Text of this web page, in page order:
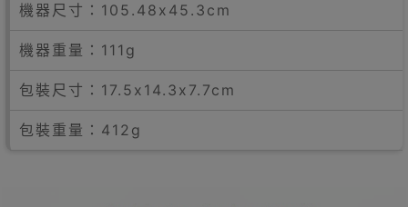
機器尺寸：105.48x45.3cm
機器重量：111g
包裝尺寸：17.5x14.3x7.7cm
包裝重量：412g